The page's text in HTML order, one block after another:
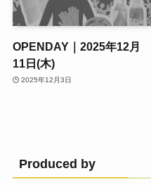
OPENDAY｜2025年12月
11日(木)
2025年12月3日
Produced by